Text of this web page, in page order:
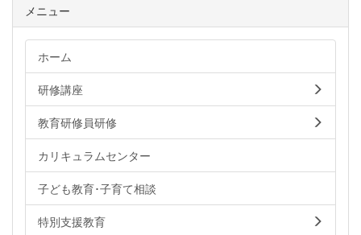
メニュー
ホーム
研修講座
教育研修員研修
カリキュラムセンター
子ども教育･子育て相談
特別支援教育